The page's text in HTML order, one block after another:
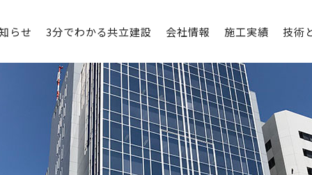
らせ 3分でわかる共立建設 会社情報 施工実績 技術